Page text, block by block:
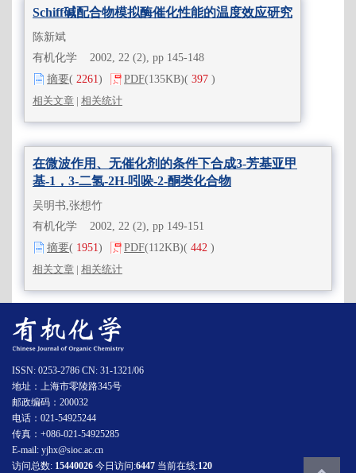
Schiff碱配合物模拟酶催化性能的温度效应研究
陈新斌
有机化学 2002, 22 (2), pp 145-148
摘要( 2261) PDF(135KB)( 397 )
相关文章 | 相关统计
在微波作用、无催化剂的条件下合成3-芳基亚甲
基-1，3-二氢-2H-吲哚-2-酮类化合物
吴明书,张想竹
有机化学 2002, 22 (2), pp 149-151
摘要( 1951) PDF(112KB)( 442 )
相关文章 | 相关统计
ISSN: 0253-2786 CN: 31-1321/06
地址：上海市零陵路345号
邮政编码：200032
电话：021-54925244
传真：+086-021-54925285
E-mail: yjhx@sioc.ac.cn
访问总数: 15440026 今日访问:6447 当前在线:120